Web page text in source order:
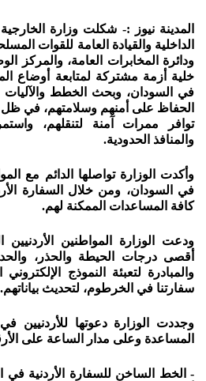
المدينة نيوز :- شكلت وزارة
الداخلية والقيادة العامة للقوات
ودائرة المخابرات العامة، والمركز
خلية أزمة مشتركة لمتابعة أوضاع
في السودان، وبحث الخطط والآليات
الحفاظ على أمنهم وسلامتهم، في ظل
توافر ممرات آمنة لتنقلهم،
والمنافذ الحدودية.
وأكدت الوزارة تواصلها الدائم مع
في السودان، ومن خلال السفارة
كافة المساعدات الممكنة لهم.
ودعت الوزارة المواطنين الأردنيين
أقصى درجات الحيطة والحذر،
والمبادرة لتعبئة النموذج
سفارتنا في الخرطوم، لتحديث بياناتهم.
وجددت الوزارة دعوتها للأردنيين
المساعدة وعلى مدار الساعة على